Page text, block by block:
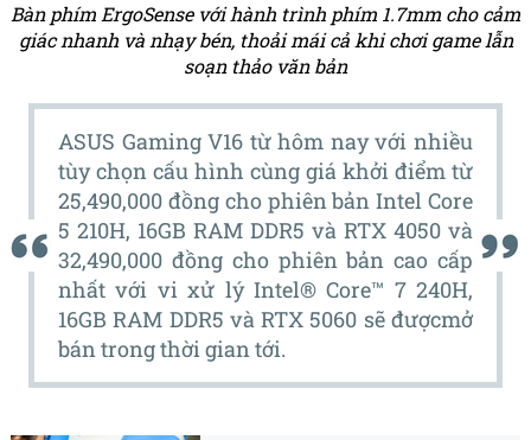
Bàn phím ErgoSense với hành trình phím 1.7mm cho cảm
giác nhanh và nhạy bén, thoải mái cả khi chơi game lẫn
soạn thảo văn bản
ASUS Gaming V16 từ hôm nay với nhiều
tùy chọn cấu hình cùng giá khởi điểm từ
25,490,000 đồng cho phiên bản Intel Core
5 210H, 16GB RAM DDR5 và RTX 4050 và
32,490,000 đồng cho phiên bản cao cấp
nhất với vi xử lý Intel® Core™ 7 240H,
16GB RAM DDR5 và RTX 5060 sẽ đượcmở
bán trong thời gian tới.